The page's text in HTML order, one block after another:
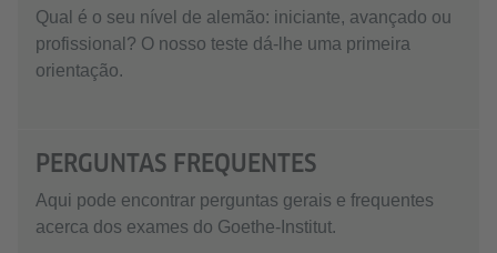
Qual é o seu nível de alemão: iniciante, avançado ou
profissional? O nosso teste dá-lhe uma primeira
orientação.
PERGUNTAS FREQUENTES
Aqui pode encontrar perguntas gerais e frequentes
acerca dos exames do Goethe-Institut.